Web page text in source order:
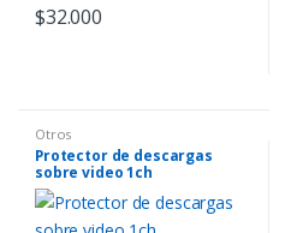
$32.000
Otros
Protector de descargas
sobre video 1ch